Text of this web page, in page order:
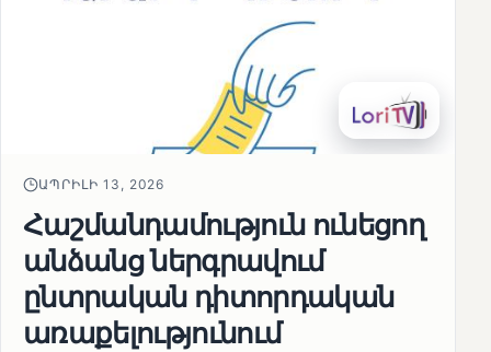
ԱՊՐԻԼԻ 13, 2026
Հաշմանդամություն ունեցող
անձանց ներգրավում
ընտրական դիտորդական
առաքելությունում